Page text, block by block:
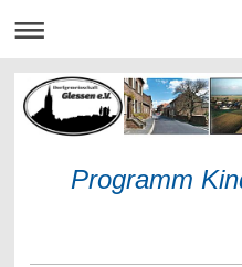
Programm